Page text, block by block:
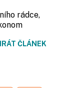
rádce,
ČLÁNEK